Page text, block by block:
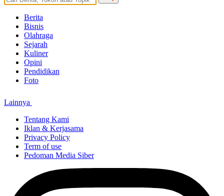
Berita
Bisnis
Olahraga
Sejarah
Kuliner
Opini
Pendidikan
Foto
Lainnya
Tentang Kami
Iklan & Kerjasama
Privacy Policy
Term of use
Pedoman Media Siber